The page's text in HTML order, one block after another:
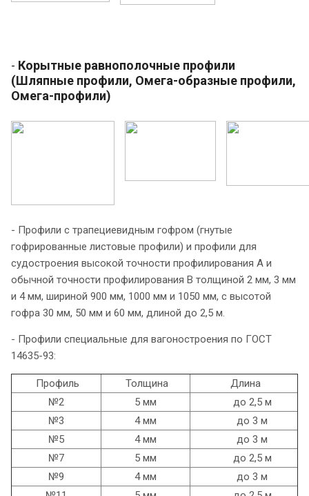
- Корытные равнополочные профили
(Шляпные профили, Омега-образные профили,
Омега-профили)
- Профили с трапециевидным гофром (гнутые
гофрированные листовые профили) и профили для
судостроения высокой точности профилирования А и
обычной точности профилирования В толщиной 2 мм, 3 мм
и 4 мм, шириной 900 мм, 1000 мм и 1050 мм, с высотой
гофра 30 мм, 50 мм и 60 мм, длиной до 2,5 м.
- Профили специальные для вагоностроения по ГОСТ
14635-93:
Профиль Толщина
Длина
№2
5 мм
до 2,5 м
№3
4 мм
до 3 м
№5
4 мм
до 3 м
№7
5 мм
до 2,5 м
№9
4 мм
до 3 м